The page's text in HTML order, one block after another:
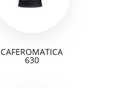
CAFEROMATICA
630